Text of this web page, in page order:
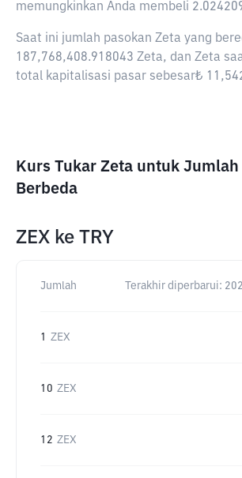
memungkinkan Anda membeli
Saat ini jumlah pasokan Zeta yang
187,768,408.918043 Zeta, dan Zeta
total kapitalisasi pasar sebesar₺
Kurs Tukar Zeta untuk Jumlah
Berbeda
ZEX ke TRY
Jumlah Terakhir diperbarui:
1 ZEX
10 ZEX
12 ZEX